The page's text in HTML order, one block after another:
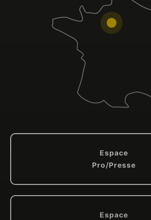
Espace
Pro/Presse
Espace